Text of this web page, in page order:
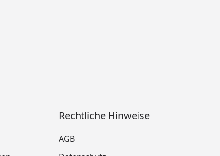
Rechtliche Hinweise
AGB